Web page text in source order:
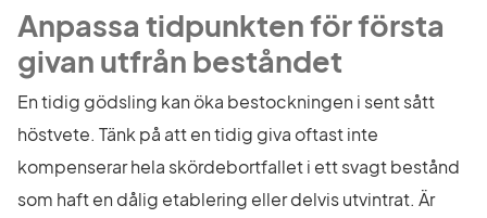
Anpassa tidpunkten för första
givan utfrån beståndet
En tidig gödsling kan öka bestockningen i sent sått
höstvete. Tänk på att en tidig giva oftast inte
kompenserar hela skördebortfallet i ett svagt bestånd
som haft en dålig etablering eller delvis utvintrat. Är